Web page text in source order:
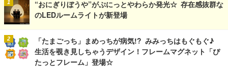
“おにぎりぼうや”がぷにっとやわらか発光☆ 存在感抜群な
のLEDルームライトが新登場
「たまごっち」まめっちが病気!? みみっちはもぐもぐ♪
生活を覗き見しちゃうデザイン！フレームマグネット「ぴ
たっとフレーム」登場☆